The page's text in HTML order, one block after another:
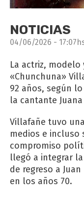
NOTICIAS
04/06/2026 -
La actriz, modelo
«Chunchuna»
92 años, según
la cantante
Villafañe tuvo
medios e incluso
compromiso
llegó a integrar
de regreso a
en los años 70.